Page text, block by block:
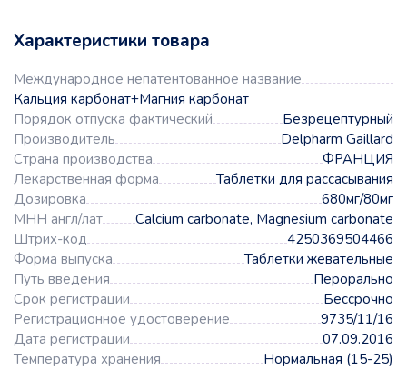
Характеристики товара
Международное непатентованное название
Кальция карбонат+Магния карбонат
Порядок отпуска фактический
Безрецептурный
Производитель
Delpharm Gaillard
Страна производства
ФРАНЦИЯ
Лекарственная форма
Таблетки для рассасывания
Дозировка
680мг/80мг
МНН англ/лат
Calcium carbonate, Magnesium carbonate
Штрих-код
4250369504466
Форма выпуска
Таблетки жевательные
Путь введения
Перорально
Срок регистрации
Бессрочно
Регистрационное удостоверение
9735/11/16
Дата регистрации
07.09.2016
Температура хранения
Нормальная (15-25)